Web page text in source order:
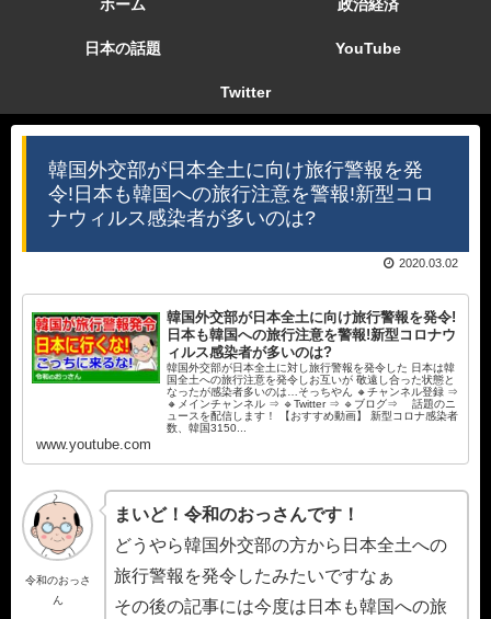
ホーム 政治経済
日本の話題 YouTube
Twitter
韓国外交部が日本全土に向け旅行警報を発
令!日本も韓国への旅行注意を警報!新型コロ
ナウィルス感染者が多いのは?
2020.03.02
韓国外交部が日本全土に向け旅行警報を発令!
日本も韓国への旅行注意を警報!新型コロナウ
ィルス感染者が多いのは?
韓国外交部が日本全土に対し旅行警報を発令した 日本は韓
国全土への旅行注意を発令しお互いが 敬遠し合った状態と
なったが感染者多いのは…そっちやん 🔸チャンネル登録 ⇒
🔸メインチャンネル ⇒ 🔹Twitter ⇒ 🔹ブログ⇒ 話題のニ
ュースを配信します！ 【おすすめ動画】 新型コロナ感染者
数、韓国3150...
www.youtube.com
令和のおっさ
ん
まいど！令和のおっさんです！
どうやら韓国外交部の方から日本全土への
旅行警報を発令したみたいですなぁ
その後の記事には今度は日本も韓国への旅